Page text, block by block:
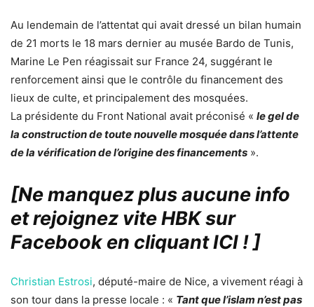
Au lendemain de l’attentat qui avait dressé un bilan humain
de 21 morts le 18 mars dernier au musée Bardo de Tunis,
Marine Le Pen réagissait sur France 24, suggérant le
renforcement ainsi que le contrôle du financement des
lieux de culte, et principalement des mosquées.
La présidente du Front National avait préconisé « le gel de
la construction de toute nouvelle mosquée dans l’attente
de la vérification de l’origine des financements ».
[Ne manquez plus aucune info
et rejoignez vite HBK sur
Facebook en cliquant ICI !]
Christian Estrosi, député-maire de Nice, a vivement réagi à
son tour dans la presse locale : « Tant que l’islam n’est pas